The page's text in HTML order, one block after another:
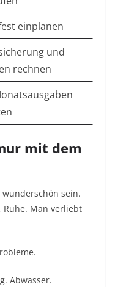
einplanen
und
rechnen
mit dem
sein.
Ruhe. Man verliebt
Abwasser.